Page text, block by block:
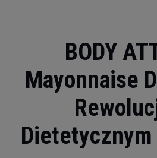
BODY
Mayonnaise